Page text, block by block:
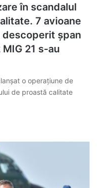
în scandalul
7 avioane
descoperit șpan
21 s-au
o operațiune de
de proastă calitate